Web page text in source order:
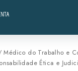
Médico do Trabalho e
Ética e